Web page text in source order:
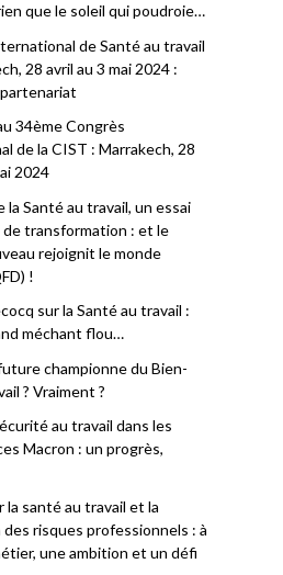
que le soleil qui poudroie…
de Santé au travail
28 avril au 3 mai 2024 :
34ème Congrès
de la CIST : Marrakech, 28
2024
la Santé au travail, un essai
transformation : et le
rejoignit le monde
!
sur la Santé au travail :
méchant flou…
championne du Bien-
? Vraiment ?
au travail dans les
Macron : un progrès,
la santé au travail et la
risques professionnels : à
une ambition et un défi